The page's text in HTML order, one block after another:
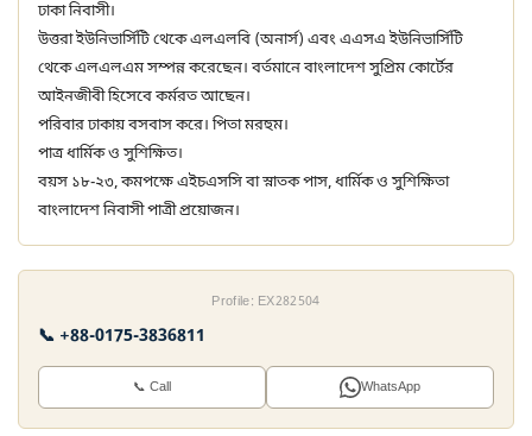
ঢাকা নিবাসী।
উত্তরা ইউনিভার্সিটি থেকে এলএলবি (অনার্স) এবং এএসএ ইউনিভার্সিটি
থেকে এলএলএম সম্পন্ন করেছেন। বর্তমানে বাংলাদেশ সুপ্রিম কোর্টের
আইনজীবী হিসেবে কর্মরত আছেন।
পরিবার ঢাকায় বসবাস করে। পিতা মরহুম।
পাত্র ধার্মিক ও সুশিক্ষিত।
বয়স ১৮-২৩, কমপক্ষে এইচএসসি বা স্নাতক পাস, ধার্মিক ও সুশিক্ষিতা
বাংলাদেশ নিবাসী পাত্রী প্রয়োজন।
Profile: EX282504
📞 +88-0175-3836811
📞 Call WhatsApp